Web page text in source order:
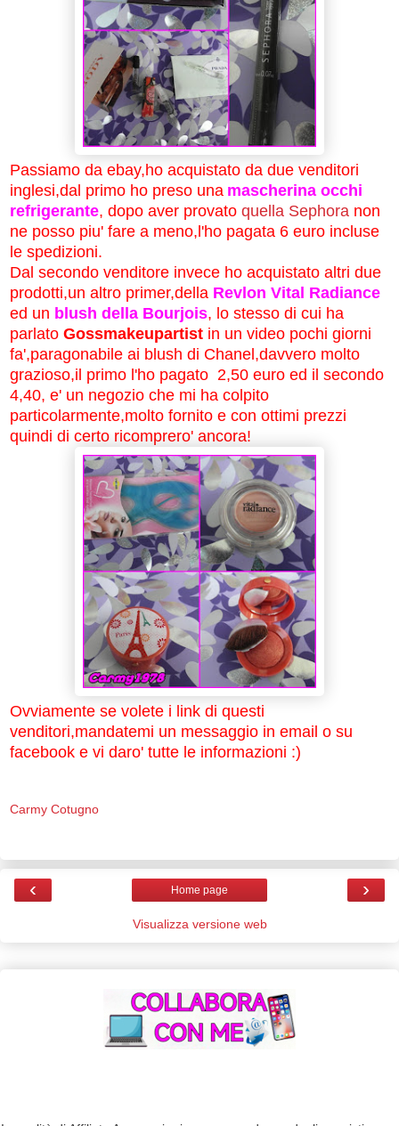
Passiamo da ebay,ho acquistato da due venditori
inglesi,dal primo ho preso una mascherina occhi
refrigerante, dopo aver provato quella Sephora non
ne posso piu' fare a meno,l'ho pagata 6 euro incluse
le spedizioni.
Dal secondo venditore invece ho acquistato altri due
prodotti,un altro primer,della Revlon Vital Radiance
ed un blush della Bourjois, lo stesso di cui ha
parlato Gossmakeupartist in un video pochi giorni
fa',paragonabile ai blush di Chanel,davvero molto
grazioso,il primo l'ho pagato 2,50 euro ed il secondo
4,40, e' un negozio che mi ha colpito
particolarmente,molto fornito e con ottimi prezzi
quindi di certo ricomprero' ancora!
Ovviamente se volete i link di questi
venditori,mandatemi un messaggio in email o su
facebook e vi daro' tutte le informazioni :)
Carmy Cotugno
‹ ›
Home page
Visualizza versione web